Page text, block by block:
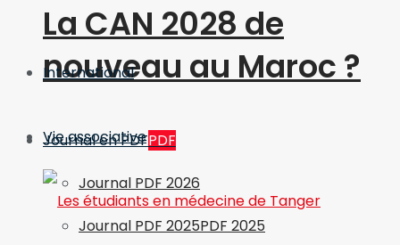
La CAN 2028 de
nouveau au Maroc ?
Journal en PDFPDF
Journal PDF 2026
Journal PDF 2025PDF 2025
International
Vie associative